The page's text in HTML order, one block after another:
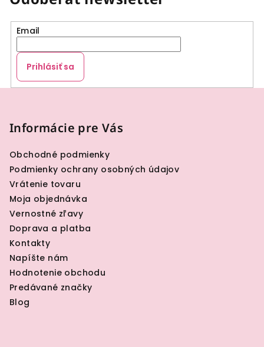
Email
Prihlásiť sa
Informácie pre Vás
Obchodné podmienky
Podmienky ochrany osobných údajov
Vrátenie tovaru
Moja objednávka
Vernostné zľavy
Doprava a platba
Kontakty
Napíšte nám
Hodnotenie obchodu
Predávané značky
Blog